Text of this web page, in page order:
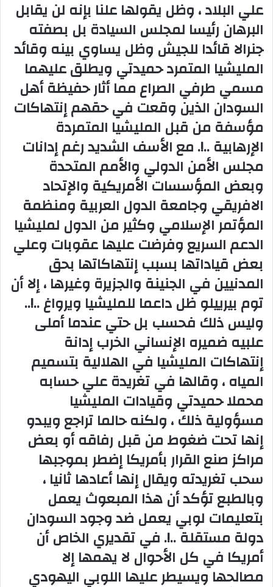
علي البلاد ، وظل يقولها علنا بإنه لن يقابل
البرهان رئيسا لمجلس السيادة بل بصفته
جنرالا قائدا للجيش وظل يساوي بينه وقائد
المليشيا المتمرد حميدتي ويطلق عليهما
مسمي طرفي الصراع مما أثار حفيظة أهل
السودان الذين وقعت في حقهم إنتهاكات
مؤسفة من قبل المليشيا المتمردة
الإرهابية ..!. مع الأسف الشديد رغم إدانات
مجلس الأمن الدولي والأمم المتحدة
وبعض المؤسسات الأمريكية والإتحاد
الافريقي وجامعة الدول العربية ومنظمة
المؤتمر الإسلامي وكثير من الدول لمليشيا
الدعم السريع وفرضت عليها عقوبات وعلي
بعض قياداتها بسبب إنتهاكاتها بحق
المدنيين في الجنينة والجزيرة وغيرها ، إلا أن
توم بيرييلو ظل داعما للمليشيا ويرواغ ..!..
وليس ذلك فحسب بل حتي عندما أملى
علبيه ضميره الإنساني الخرب إدانة
إنتهاكات المليشيا في الهلالية بتسميم
المياه ، وقالها في تغريدة علي حسابه
محملا حميدتي وقيادات المليشيا
مسؤولية ذلك ، ولكنه حالما تراجع ويبدو
إنها تحت ضغوط من قبل رفاقه أو بعض
مراكز صنع القرار بأمريكا إضطر بموجبها
سحب تغريدته ويقال إنها أعادها ثانيا ،
وبالطبع تؤكد أن هذا المبعوث يعمل
بتعليمات لوبي يعمل ضد وجود السودان
دولة مستقلة ..!. في تقديري الخاص أن
أمريكا في كل الأحوال لا يهمها إلا
مصالحها ويسيطر عليها اللوبي اليهودي